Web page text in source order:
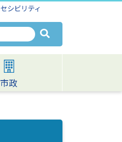
シビリティ
市政